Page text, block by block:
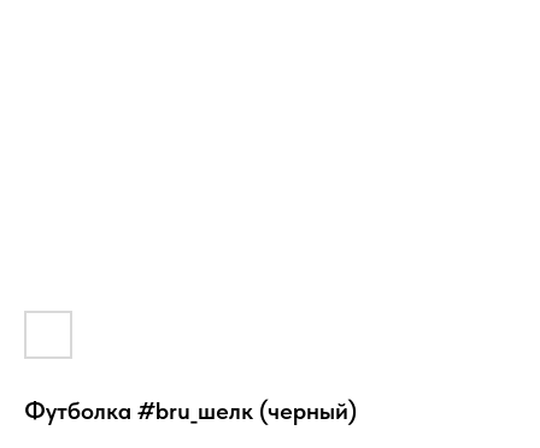
Футболка #bru_шелк (черный)